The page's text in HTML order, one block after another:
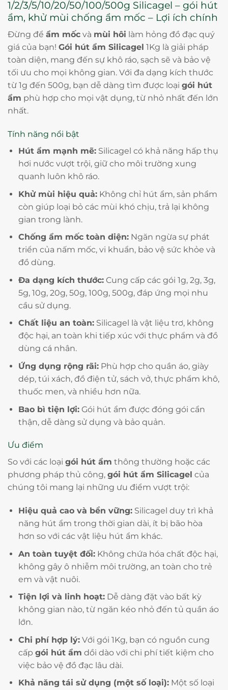
1/2/3/5/10/20/50/100/500g Silicagel – gói hút
ẩm, khử mùi chống ẩm mốc – Lợi ích chính
Đừng để ẩm mốc và mùi hôi làm hỏng đồ đạc quý
giá của bạn! Gói hút ẩm Silicagel 1Kg là giải pháp
toàn diện, mang đến sự khô ráo, sạch sẽ và bảo vệ
tối ưu cho mọi không gian. Với đa dạng kích thước
từ 1g đến 500g, bạn dễ dàng tìm được loại gói hút
ẩm phù hợp cho mọi vật dụng, từ nhỏ nhất đến lớn
nhất.
Tính năng nổi bật
Hút ẩm mạnh mẽ:Silicagel có khả năng hấp thụ
hơi nước vượt trội, giữ cho môi trường xung
quanh luôn khô ráo.
Khử mùi hiệu quả:Không chỉ hút ẩm, sản phẩm
còn giúp loại bỏ các mùi khó chịu, trả lại không
gian trong lành.
Chống ẩm mốc toàn diện:Ngăn ngừa sự phát
triển của nấm mốc, vi khuẩn, bảo vệ sức khỏe và
đồ dùng.
Đa dạng kích thước:Cung cấp các gói 1g, 2g, 3g,
5g, 10g, 20g, 50g, 100g, 500g, đáp ứng mọi nhu
cầu sử dụng.
Chất liệu an toàn:Silicagel là vật liệu trơ, không
độc hại, an toàn khi tiếp xúc với thực phẩm và đồ
dùng cá nhân.
Ứng dụng rộng rãi:Phù hợp cho quần áo, giày
dép, túi xách, đồ điện tử, sách vở, thực phẩm khô,
thuốc men, và nhiều hơn nữa.
Bao bì tiện lợi:Gói hút ẩm được đóng gói cẩn
thận, dễ dàng sử dụng và bảo quản.
Ưu điểm
So với các loại gói hút ẩm thông thường hoặc các
phương pháp thủ công, gói hút ẩm Silicagel của
chúng tôi mang lại những ưu điểm vượt trội:
Hiệu quả cao và bền vững:Silicagel duy trì khả
năng hút ẩm trong thời gian dài, ít bị bão hòa
hơn so với các vật liệu hút ẩm khác.
An toàn tuyệt đối:Không chứa hóa chất độc hại,
không gây ô nhiễm môi trường, an toàn cho trẻ
em và vật nuôi.
Tiện lợi và linh hoạt:Dễ dàng đặt vào bất kỳ
không gian nào, từ ngăn kéo nhỏ đến tủ quần áo
lớn.
Chi phí hợp lý:Với gói 1Kg, bạn có nguồn cung
cấp gói hút ẩm dồi dào với chi phí tiết kiệm cho
việc bảo vệ đồ đạc lâu dài.
Khả năng tái sử dụng (một số loại):Một số loại